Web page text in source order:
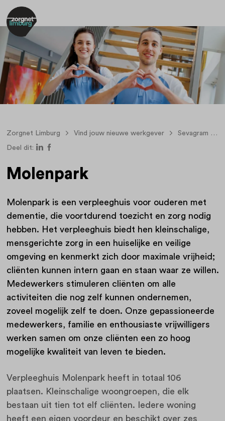
Zorgnet Limburg Vind jouw nieuwe werkgever Sevagram
Deel dit:
Molenpark
Molenpark is een verpleeghuis voor ouderen met
dementie, die voortdurend toezicht en zorg nodig
hebben. Het verpleeghuis biedt hen kleinschalige,
mensgerichte zorg in een huiselijke en veilige
omgeving en kenmerkt zich door maximale vrijheid;
cliënten kunnen intern gaan en staan waar ze willen.
Medewerkers stimuleren cliënten om alle
activiteiten die nog zelf kunnen ondernemen,
zoveel mogelijk zelf te doen. Onze gepassioneerde
medewerkers, familie en enthousiaste vrijwilligers
werken samen om onze cliënten een zo hoog
mogelijke kwaliteit van leven te bieden.
Verpleeghuis Molenpark heeft in totaal 106
plaatsen. Kleinschalige woongroepen, die elk
bestaan uit tien tot elf cliënten. Iedere woning
heeft een eigen voordeur en beschikt over zes